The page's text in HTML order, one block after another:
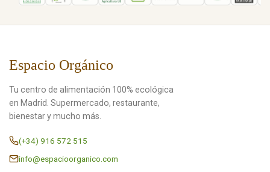
Espacio Orgánico
Tu centro de alimentación 100% ecológica
en Madrid. Supermercado, restaurante,
bienestar y mucho más.
(+34) 916 572 515
info@espacioorganico.com